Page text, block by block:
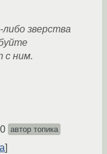
зверства
с ним.
автор топика